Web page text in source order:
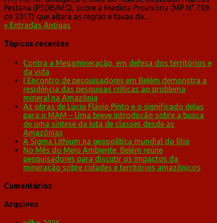
Pestana (PSDB/MG), sobre a Medida Provisória (MP N° 789
de 2017) que altera as regras e taxas de...
« Entradas Antigas
Tópicos recentes
Contra a Megamineração, em defesa dos territórios e
da vida
I Encontro de pesquisadores em Belém demonstra a
residência das pesquisas críticas ao problema
mineral na Amazônia
As obras de Lúcio Flávio Pinto e o significado delas
para o MAM – Uma breve introdução sobre a busca
de uma síntese da luta de classes desde as
Amazônias
A Sigma Lithium na geopolítica mundial do lítio
No Mês do Meio Ambiente, Belém reúne
pesquisadores para discutir os impactos da
mineração sobre cidades e territórios amazônicos
Comentários
Arquivos